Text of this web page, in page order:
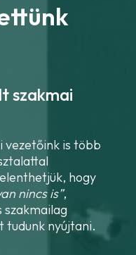
szakmai
vezetőink is több
hogy
nincs is”,
tudunk nyújtani.